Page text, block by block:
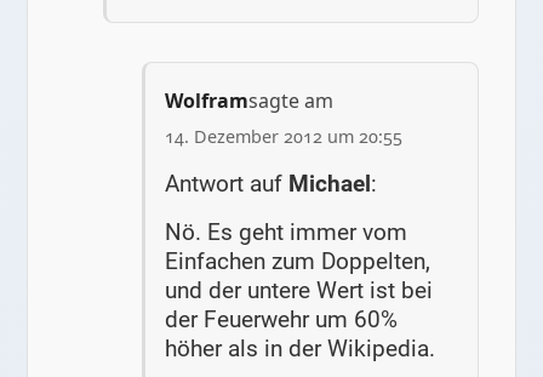
Wolframsagte am
14. Dezember 2012 um 20:55
Antwort auf Michael:
Nö. Es geht immer vom
Einfachen zum Doppelten,
und der untere Wert ist bei
der Feuerwehr um 60%
höher als in der Wikipedia.